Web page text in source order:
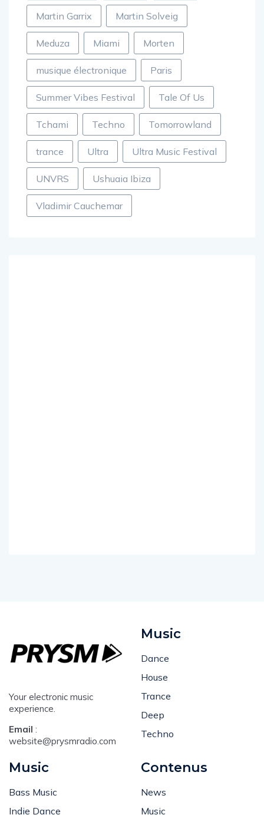
Martin Garrix Martin Solveig
Meduza Miami Morten
musique électronique Paris
Summer Vibes Festival Tale Of Us
Tchami Techno Tomorrowland
trance Ultra Ultra Music Festival
UNVRS Ushuaia Ibiza
Vladimir Cauchemar
Your electronic music
experience.
Email :
website@prysmradio.com
Music
Dance
House
Trance
Deep
Techno
Music
Bass Music
Indie Dance
Contenus
News
Music